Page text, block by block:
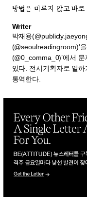
방법은 미루지 않고 바
Writer
박재용
(@seoulreadingroom)’
(@0_comma_0)’에서
있다. 전시기획자로 일
통역한다.